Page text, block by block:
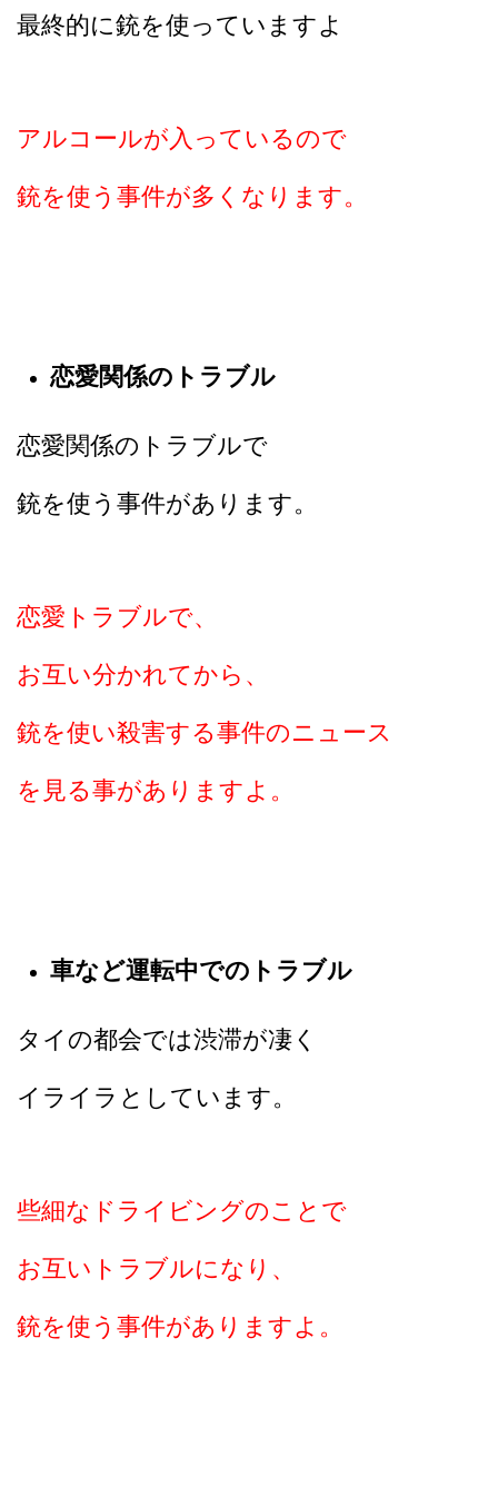
最終的に銃を使っていますよ
アルコールが入っているので
銃を使う事件が多くなります。
恋愛関係のトラブル
恋愛関係のトラブルで
銃を使う事件があります。
恋愛トラブルで、
お互い分かれてから、
銃を使い殺害する事件のニュース
を見る事がありますよ。
車など運転中でのトラブル
タイの都会では渋滞が凄く
イライラとしています。
些細なドライビングのことで
お互いトラブルになり、
銃を使う事件がありますよ。